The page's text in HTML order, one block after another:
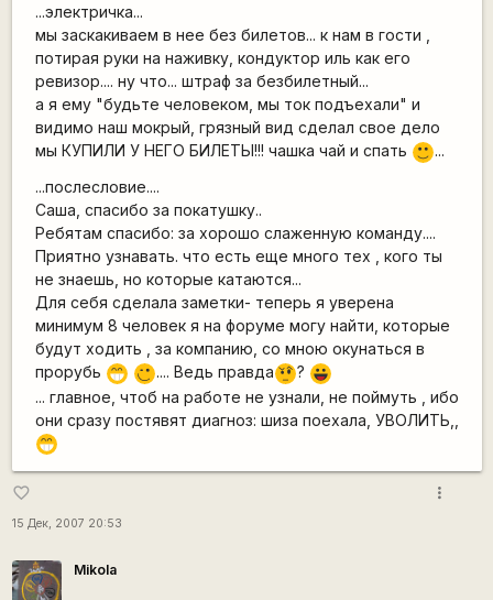
...электричка...
мы заскакиваем в нее без билетов... к нам в гости ,
потирая руки на наживку, кондуктор иль как его
ревизор.... ну что... штраф за безбилетный...
а я ему "будьте человеком, мы ток подъехали" и
видимо наш мокрый, грязный вид сделал свое дело
мы КУПИЛИ У НЕГО БИЛЕТЫ!!! чашка чай и спать
:) ...
...послесловие....
Саша, спасибо за покатушку..
Ребятам спасибо: за хорошо слаженную команду....
Приятно узнавать. что есть еще много тех , кого ты
не знаешь, но которые катаются...
Для себя сделала заметки- теперь я уверена
минимум 8 человек я на форуме могу найти, которые
будут ходить , за компанию, со мною окунаться в
прорубь ;D ;) .... Ведь правда???? |-))
... главное, чтоб на работе не узнали, не поймуть , ибо
они сразу постявят диагноз: шиза поехала, УВОЛИТЬ,,
;D
favorite_border
15 Дек, 2007 20:53
more_vert
Mikola